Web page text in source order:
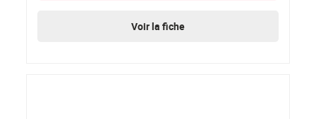
Voir la fiche